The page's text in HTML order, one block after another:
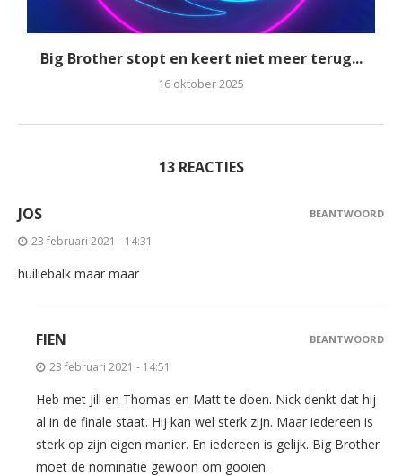
Big Brother stopt en keert niet meer terug...
16 oktober 2025
13 REACTIES
JOS
23 februari 2021 - 14:31
huiliebalk maar maar
BEANTWOORD
FIEN
23 februari 2021 - 14:51
Heb met Jill en Thomas en Matt te doen. Nick denkt dat hij
al in de finale staat. Hij kan wel sterk zijn. Maar iedereen is
sterk op zijn eigen manier. En iedereen is gelijk. Big Brother
moet de nominatie gewoon om gooien.
BEANTWOORD